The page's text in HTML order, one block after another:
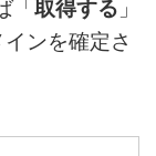
「取得する 」
ンを確定さ